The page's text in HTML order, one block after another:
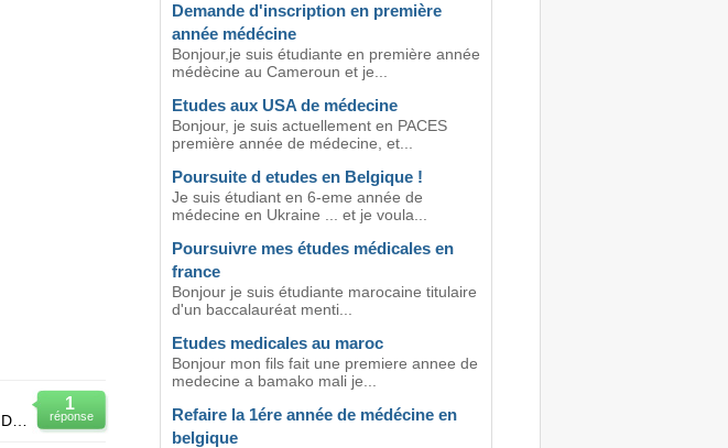
1
réponse
BONJOUR JE SUIS ETUDIANTE AU SENEGAL EN TROISIEME ANNEE DE MEDECINE ,JE VOUDRAIS SAVOIR SI JE PEUX
Demande d'inscription en première
année médécine
Bonjour,je suis étudiante en première année
médècine au Cameroun et je...
Etudes aux USA de médecine
Bonjour, je suis actuellement en PACES
première année de médecine, et...
Poursuite d etudes en Belgique !
Je suis étudiant en 6-eme année de
médecine en Ukraine ... et je voula...
Poursuivre mes études médicales en
france
Bonjour je suis étudiante marocaine titulaire
d'un baccalauréat menti...
Etudes medicales au maroc
Bonjour mon fils fait une premiere annee de
medecine a bamako mali je...
Refaire la 1ére année de médécine en
belgique